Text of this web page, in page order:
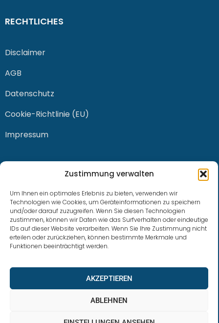
Zustimmung verwalten
Um Ihnen ein optimales Erlebnis zu bieten, verwenden wir
Technologien wie Cookies, um Geräteinformationen zu speichern
und/oder darauf zuzugreifen. Wenn Sie diesen Technologien
zustimmen, können wir Daten wie das Surfverhalten oder eindeutige
IDs auf dieser Website verarbeiten. Wenn Sie Ihre Zustimmung nicht
erteilen oder zurückziehen, können bestimmte Merkmale und
Funktionen beeinträchtigt werden.
AKZEPTIEREN
ABLEHNEN
RECHTLICHES
Disclaimer
AGB
Datenschutz
Cookie-Richtlinie (EU)
Impressum
0228 / 915 614 81
klaus.buhl@libra-invest.de